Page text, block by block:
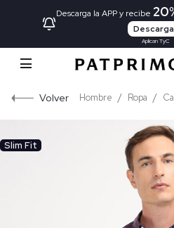
Descarga la APP y recibe
Aplican TyC
Volver Hombre Ropa
Slim Fit